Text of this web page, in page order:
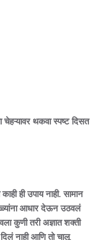
चेहऱ्यावर थकवा स्पष्ट दिसत
ही उपाय नाही. सामान
आधार देऊन उठवलं
कुणी तरी अज्ञात शक्ती
नाही आणि तो चालू